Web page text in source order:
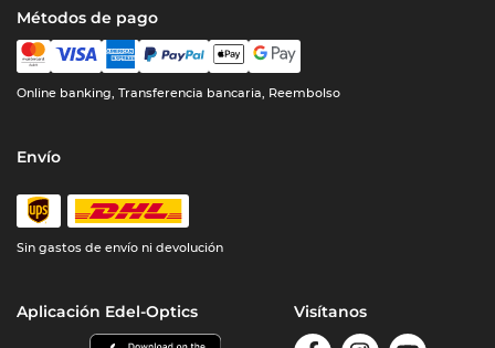
Métodos de pago
Online banking, Transferencia bancaria, Reembolso
Envío
Sin gastos de envío ni devolución
Aplicación Edel-Optics Visítanos